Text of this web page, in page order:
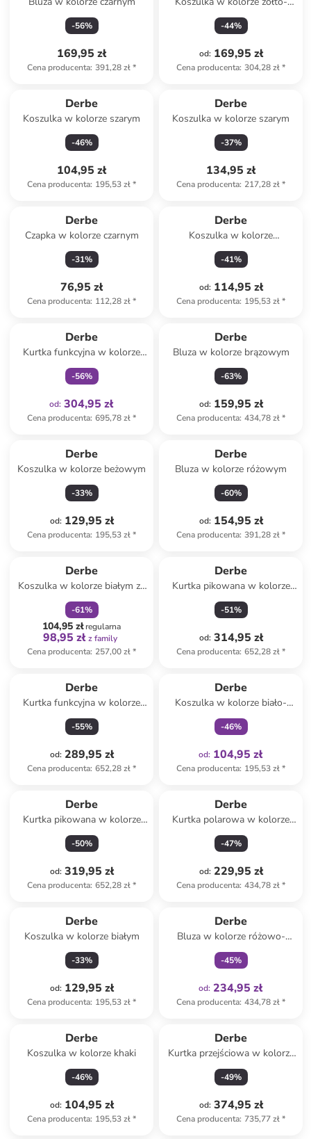
-56%
169,95 zł
Cena producenta: 391,28 zł*
białym
-44%
od: 169,95 zł
Cena producenta: 304,28 zł*
Derbe
Koszulka w kolorze szarym
-46%
104,95 zł
Cena producenta: 195,53 zł*
Derbe
Koszulka w kolorze szarym
-37%
134,95 zł
Cena producenta: 217,28 zł*
Derbe
Czapka w kolorze czarnym
-31%
76,95 zł
Cena producenta: 112,28 zł*
Derbe
Koszulka w kolorze
granatowym
-41%
od: 114,95 zł
Cena producenta: 195,53 zł*
Derbe
Kurtka funkcyjna w kolorze
czarnym
-56%
od: 304,95 zł
Cena producenta: 695,78 zł*
Derbe
Bluza w kolorze brązowym
-63%
od: 159,95 zł
Cena producenta: 434,78 zł*
Derbe
Koszulka w kolorze beżowym
-33%
od: 129,95 zł
Cena producenta: 195,53 zł*
Derbe
Bluza w kolorze różowym
-60%
od: 154,95 zł
Cena producenta: 391,28 zł*
Derbe
Koszulka w kolorze białym ze
wzorem
-61%
104,95 złregularna
98,95 zł z family
Cena producenta: 257,00 zł*
Derbe
Kurtka pikowana w kolorze
czarnym
-51%
od: 314,95 zł
Cena producenta: 652,28 zł*
Derbe
Kurtka funkcyjna w kolorze
czarnym
-55%
od: 289,95 zł
Cena producenta: 652,28 zł*
Derbe
Koszulka w kolorze biało-
granatowym
-46%
od: 104,95 zł
Cena producenta: 195,53 zł*
Derbe
Kurtka pikowana w kolorze
żółtym
-50%
od: 319,95 zł
Cena producenta: 652,28 zł*
Derbe
Kurtka polarowa w kolorze
khaki
-47%
od: 229,95 zł
Cena producenta: 434,78 zł*
Derbe
Koszulka w kolorze białym
-33%
od: 129,95 zł
Cena producenta: 195,53 zł*
Derbe
Bluza w kolorze różowo-
beżowym
-45%
od: 234,95 zł
Cena producenta: 434,78 zł*
Derbe
Koszulka w kolorze khaki
-46%
od: 104,95 zł
Cena producenta: 195,53 zł*
Derbe
Kurtka przejściowa w kolorze
czarnym
-49%
od: 374,95 zł
Cena producenta: 735,77 zł*